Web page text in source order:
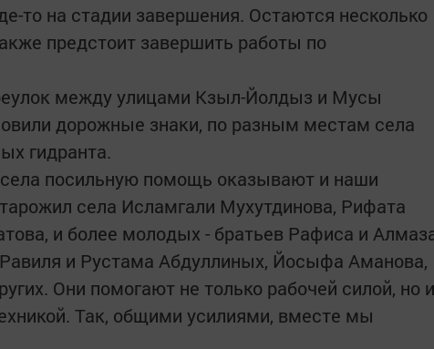
то на стадии завершения. Остаются несколько
предстоит завершить работы по
между улицами Кзыл-Йолдыз и Мусы
дорожные знаки, по разным местам села
гидранта.
села посильную помощь оказывают и наши
села Исламгали Мухутдинова, Рифата
и более молодых - братьев Рафиса и
и Рустама Абдуллиных, Йосыфа Аманова,
Они помогают не только рабочей силой, но и
Так, общими усилиями, вместе мы